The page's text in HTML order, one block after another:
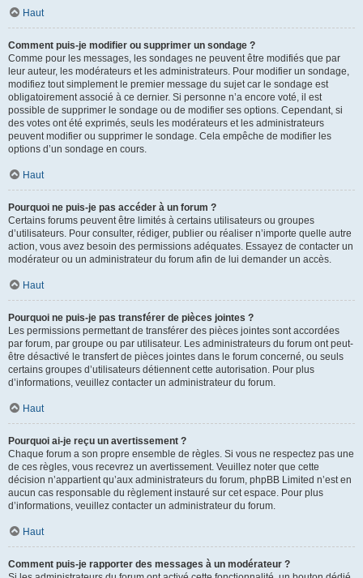
Haut
Comment puis-je modifier ou supprimer un sondage ?
Comme pour les messages, les sondages ne peuvent être modifiés que par
leur auteur, les modérateurs et les administrateurs. Pour modifier un sondage,
modifiez tout simplement le premier message du sujet car le sondage est
obligatoirement associé à ce dernier. Si personne n’a encore voté, il est
possible de supprimer le sondage ou de modifier ses options. Cependant, si
des votes ont été exprimés, seuls les modérateurs et les administrateurs
peuvent modifier ou supprimer le sondage. Cela empêche de modifier les
options d’un sondage en cours.
Haut
Pourquoi ne puis-je pas accéder à un forum ?
Certains forums peuvent être limités à certains utilisateurs ou groupes
d’utilisateurs. Pour consulter, rédiger, publier ou réaliser n’importe quelle autre
action, vous avez besoin des permissions adéquates. Essayez de contacter un
modérateur ou un administrateur du forum afin de lui demander un accès.
Haut
Pourquoi ne puis-je pas transférer de pièces jointes ?
Les permissions permettant de transférer des pièces jointes sont accordées
par forum, par groupe ou par utilisateur. Les administrateurs du forum ont peut-
être désactivé le transfert de pièces jointes dans le forum concerné, ou seuls
certains groupes d’utilisateurs détiennent cette autorisation. Pour plus
d’informations, veuillez contacter un administrateur du forum.
Haut
Pourquoi ai-je reçu un avertissement ?
Chaque forum a son propre ensemble de règles. Si vous ne respectez pas une
de ces règles, vous recevrez un avertissement. Veuillez noter que cette
décision n’appartient qu’aux administrateurs du forum, phpBB Limited n’est en
aucun cas responsable du règlement instauré sur cet espace. Pour plus
d’informations, veuillez contacter un administrateur du forum.
Haut
Comment puis-je rapporter des messages à un modérateur ?